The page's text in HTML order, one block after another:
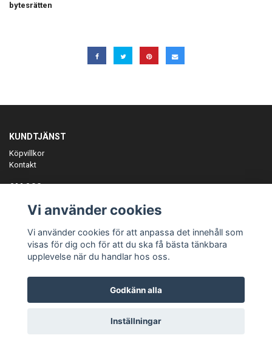
bytesrätten
KUNDTJÄNST
Köpvillkor
Kontakt
OM OSS
ANMÄL DIG TILL VÅRT NYHETSBREV
Prenumerera
© Copyright Teamgear
Vi använder cookies
Vi använder cookies för att anpassa det innehåll som
visas för dig och för att du ska få bästa tänkbara
upplevelse när du handlar hos oss.
Godkänn alla
Inställningar